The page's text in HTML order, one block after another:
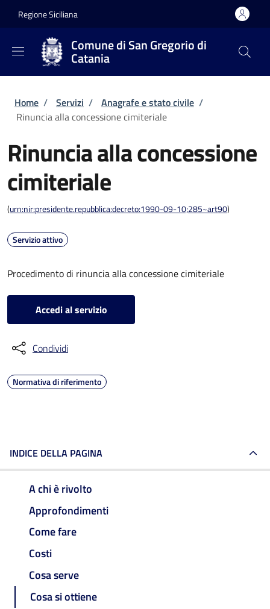
Regione Siciliana
Comune di San Gregorio di
Catania
Briciole di pane
Home / Servizi / Anagrafe e stato civile /
Rinuncia alla concessione cimiteriale
Rinuncia alla concessione
cimiteriale
(urn:nir:presidente.repubblica:decreto:1990-09-10;285~art90)
Servizio attivo
Procedimento di rinuncia alla concessione cimiteriale
Accedi al servizio
Condividi
Normativa di riferimento
INDICE DELLA PAGINA
A chi è rivolto
Approfondimenti
Come fare
Costi
Cosa serve
Cosa si ottiene